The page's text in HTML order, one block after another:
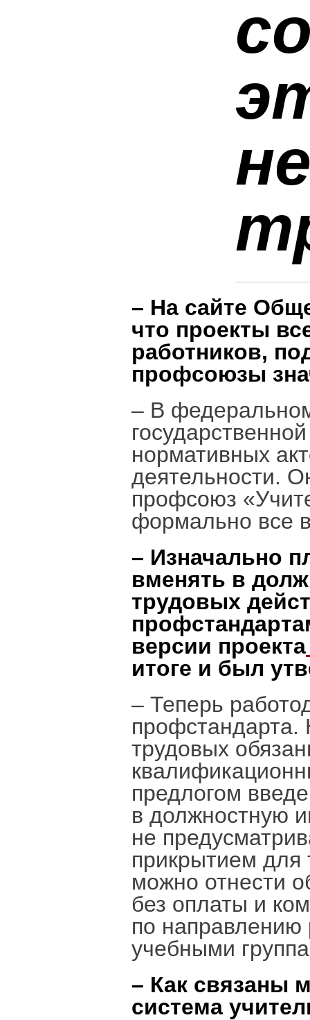
– На сайте
что проекты
работников,
профсоюзы
– В
нормативных
деятельности.
профсоюз
формально все
– Изначально
вменять в
трудовых
версии проекта
итоге и был
– Теперь
профстандарта.
трудовых
предлогом
в должностную
не
прикрытием для
можно отнести
без оплаты и
по направлению
учебными
– Как связаны
система